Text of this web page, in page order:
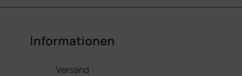
Informationen
Versand